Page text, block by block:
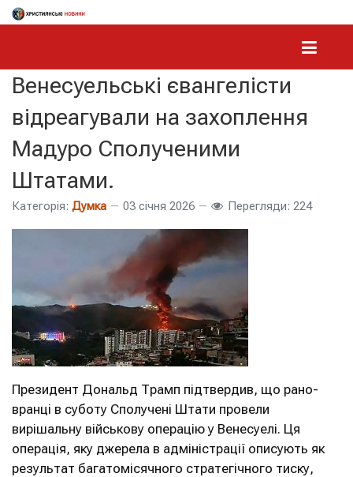
Венесуельські євангелісти
відреагували на захоплення
Мадуро Сполученими
Штатами.
Категорія: Думка 03 січня 2026 Перегляди: 224
Президент Дональд Трамп підтвердив, що рано-
вранці в суботу Сполучені Штати провели
вирішальну військову операцію у Венесуелі. Ця
операція, яку джерела в адміністрації описують як
результат багатомісячного стратегічного тиску,